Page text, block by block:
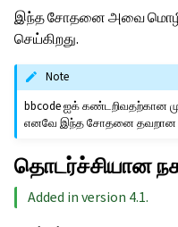
இந்த சோதனை அவை
செய்கிறது.
Note
bbcode ஐக் கண்டறிவதற்கான
எனவே இந்த சோதனை தவறான
தொடர்ச்சியான
Added in version 4.1.